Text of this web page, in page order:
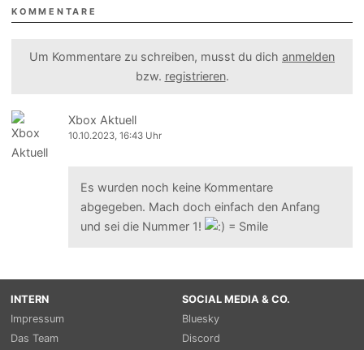
KOMMENTARE
Um Kommentare zu schreiben, musst du dich anmelden
bzw. registrieren.
Xbox Aktuell
10.10.2023, 16:43 Uhr
Es wurden noch keine Kommentare
abgegeben. Mach doch einfach den Anfang
und sei die Nummer 1!
INTERN
Impressum
Das Team
SOCIAL MEDIA & CO.
Bluesky
Discord